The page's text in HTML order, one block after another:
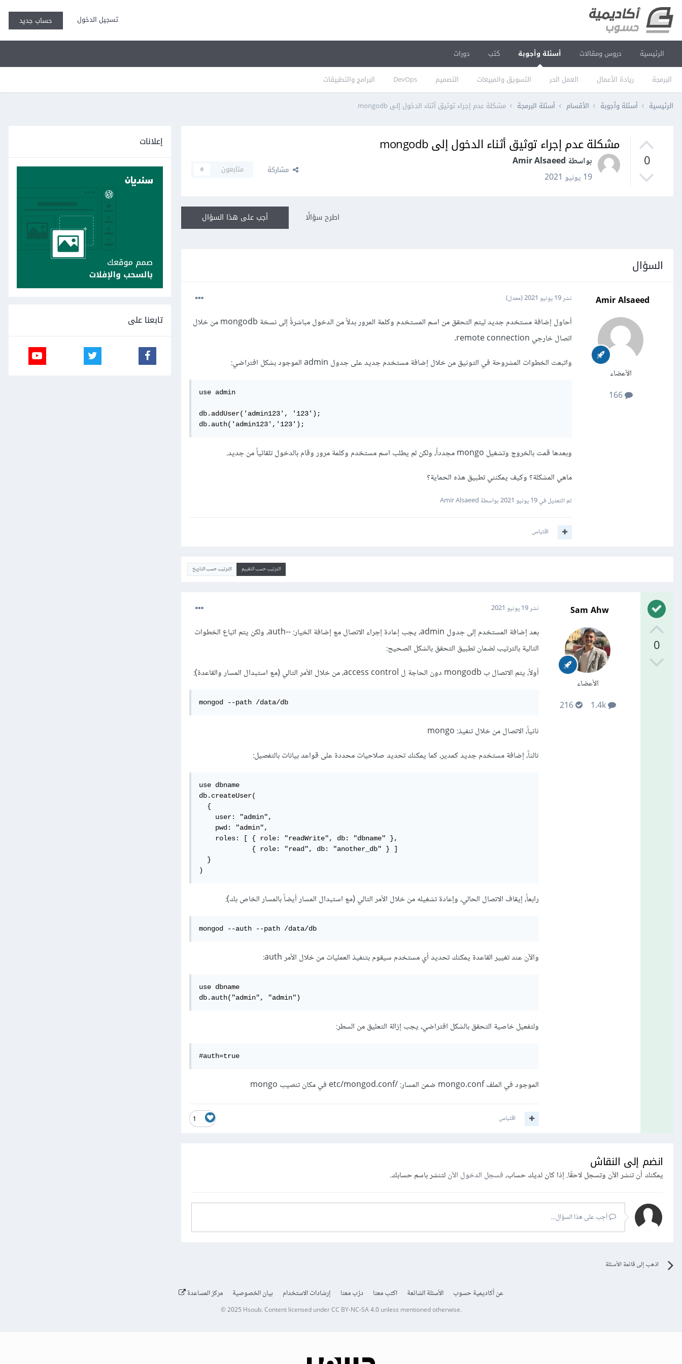
تسجيل الدخول حساب جديد
الرئيسية دروس ومقالات أسئلة وأجوبة
البرمجة ريادة الأعمال العمل الحر التسويق والمبيعات التصميم DevOps البرامج والتطبيقات
كتب دورات
الرئيسية أسئلة وأجوبة الأقسام أسئلة البرمجة مشكلة عدم إجراء توثيق أثناء الدخول إلى mongodb
0
مشكلة عدم إجراء توثيق أثناء الدخول إلى mongodb
بواسطة Amir Alsaeed
19 يونيو 2021
مشاركة متابعون 0
أجب على هذا السؤال اطرح سؤالًا
السؤال
Amir Alsaeed
الأعضاء
166
نشر19 يونيو 2021 (معدل)
أحاول إضافة مستخدم جديد ليتم التحقق من اسم المستخدم وكلمة المرور بدلاً من الدخول مباشرةً إلى نسخة mongodb من خلال
اتصال خارجي remote connection.
واتبعت الخطوات المشروحة في التوثيق من خلال إضافة مستخدم جديد على جدول admin الموجود بشكل افتراضي:
use admin
db.addUser('admin123', '123');
db.auth('admin123','123');
وبعدها قمت بالخروج وتشغيل mongo مجدداً، ولكن لم يطلب اسم مستخدم وكلمة مرور وقام بالدخول تلقائياً من جديد.
ماهي المشكلة؟ وكيف يمكنني تطبيق هذه الحماية؟
تم التعديل في19 يونيو 2021 بواسطة Amir Alsaeed
اقتباس
الترتيب حسب التقييم الترتيب حسب التاريخ
0
Sam Ahw
الأعضاء
1.4k
216
نشر19 يونيو 2021
بعد إضافة المستخدم إلى جدول admin، يجب إعادة إجراء الاتصال مع إضافة الخيار: --auth، ولكن يتم اتباع الخطوات
التالية بالترتيب لضمان تطبيق التحقق بالشكل الصحيح:
أولاً، يتم الاتصال ب mongodb دون الحاجة ل access control، من خلال الأمر التالي (مع استبدال المسار والقاعدة):
mongod --path /data/db
ثانياً، الاتصال من خلال تنفيذ: mongo
ثالثاً، إضافة مستخدم جديد كمدير، كما يمكنك تحديد صلاحيات محددة على قواعد بيانات بالتفصيل:
use dbname
db.createUser(
  {
    user: "admin",
    pwd: "admin",
    roles: [ { role: "readWrite", db: "dbname" },
             { role: "read", db: "another_db" } ]
  }
)
رابعاً، إيقاف الاتصال الحالي، وإعادة تشغيله من خلال الأمر التالي (مع استبدال المسار أيضاً بالمسار الخاص بك):
mongod --auth --path /data/db
والآن عند تغيير القاعدة يمكنك تحديد أي مستخدم سيقوم بتنفيذ العمليات من خلال الأمر auth:
use dbname
db.auth("admin", "admin")
ولتفعيل خاصية التحقق بالشكل افتراضي، يجب إزالة التعليق من السطر:
#auth=true
الموجود في الملف mongo.conf ضمن المسار: /etc/mongod.conf في مكان تنصيب mongo
1 اقتباس
انضم إلى النقاش
يمكنك أن تنشر الآن وتسجل لاحقًا. إذا كان لديك حساب،فسجل الدخول الآنلتنشر باسم حسابك.
أجب على هذا السؤال...
اذهب إلى قائمة الأسئلة
إعلانات
تابعنا على
عن أكاديمية حسوب الأسئلة الشائعة اكتب معنا درّب معنا إرشادات الاستخدام بيان الخصوصية مركز المساعدة
© 2025 Hsoub.Content licensed underCC BY-NC-SA 4.0unless mentioned otherwise.